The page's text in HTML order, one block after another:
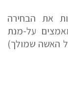
את הבחירה
על-מנת
האשה שמולך)